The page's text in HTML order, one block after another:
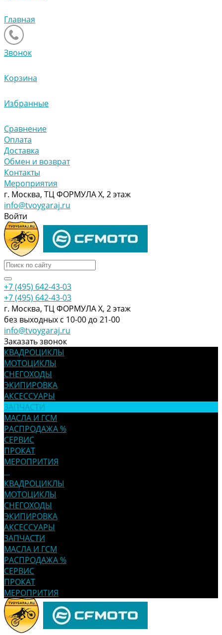
Главная
Звонок
Корзина
Избранные
Сравнение
Оплата
Доставка
Обмен и возврат
Контакты
Мероприятия
г. Москва, ТЦ ФОРМУЛА Х, 2 этаж
info@tvoygaraj.ru
Войти
+7 (495) 642-43-03
+7 (495) 642-43-03
г. Москва, ТЦ ФОРМУЛА Х, 2 этаж
без выходных с 10-00 до 21-00
info@tvoygaraj.ru
Заказать звонок
КВАДРОЦИКЛЫ
МОТОЦИКЛЫ
СНЕГОХОДЫ
ЭКИПИРОВКА
АКСЕССУАРЫ
ЗАПЧАСТИ
МАСЛА И ГСМ
РАСПРОДАЖА %
СЕРВИС
ПРОКАТ
МЕРОПРИТИЯ
...
КВАДРОЦИКЛЫ
МОТОЦИКЛЫ
СНЕГОХОДЫ
ЭКИПИРОВКА
АКСЕССУАРЫ
ЗАПЧАСТИ
МАСЛА И ГСМ
РАСПРОДАЖА %
СЕРВИС
ПРОКАТ
МЕРОПРИТИЯ